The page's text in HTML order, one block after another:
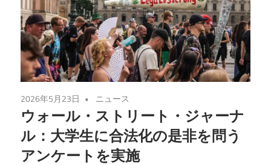
2026年5月23日 ニュース
ウォール・ストリート・ジャーナ
ル：大学生に合法化の是非を問う
アンケートを実施